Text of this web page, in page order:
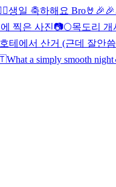
생일 축하해요
찍은 사진📷🌕목도리 개
테에서 산거 (근데 잘안
What a simply smooth night